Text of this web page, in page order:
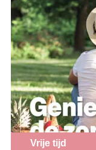
Vrije tijd